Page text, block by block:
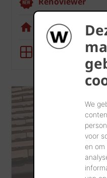
We
voor
en om
Visualisatietool
BIM-tool